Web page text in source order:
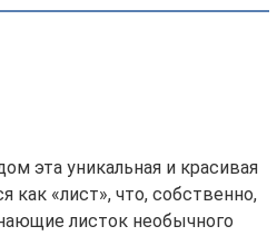
эта уникальная и красивая
«лист», что, собственно,
листок необычного